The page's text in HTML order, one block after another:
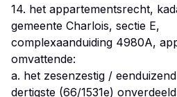
14. het appartementsrecht,
gemeente Charlois, sectie E,
complexaanduiding 4980A,
omvattende:
a. het zesenzestig /
dertigste (66/1531e)